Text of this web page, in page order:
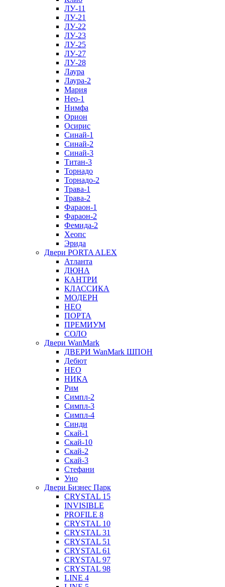
ЛУ-11
ЛУ-21
ЛУ-22
ЛУ-23
ЛУ-25
ЛУ-27
ЛУ-28
Лаура
Лаура-2
Мария
Нео-1
Нимфа
Орион
Осирис
Синай-1
Синай-2
Синай-3
Титан-3
Торнадо
Торнадо-2
Трава-1
Трава-2
Фараон-1
Фараон-2
Фемида-2
Хеопс
Эрида
Двери PORTA ALEX
Атланта
ДЮНА
КАНТРИ
КЛАССИКА
МОДЕРН
НЕО
ПОРТА
ПРЕМИУМ
СОЛО
Двери WanMark
ДВЕРИ WanMark ШПОН
Дебют
НЕО
НИКА
Рим
Симпл-2
Симпл-3
Симпл-4
Синди
Скай-1
Скай-10
Скай-2
Скай-3
Стефани
Уно
Двери Бизнес Парк
CRYSTAL 15
INVISIBLE
PROFILE 8
CRYSTAL 10
CRYSTAL 31
CRYSTAL 51
CRYSTAL 61
CRYSTAL 97
CRYSTAL 98
LINE 4